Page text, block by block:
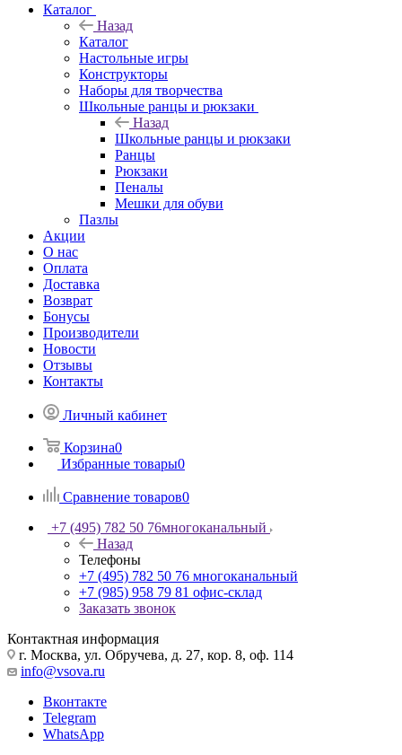
Каталог
Назад
Каталог
Настольные игры
Конструкторы
Наборы для творчества
Школьные ранцы и рюкзаки
Назад
Школьные ранцы и рюкзаки
Ранцы
Рюкзаки
Пеналы
Мешки для обуви
Пазлы
Акции
О нас
Оплата
Доставка
Возврат
Бонусы
Производители
Новости
Отзывы
Контакты
Личный кабинет
Корзина0
Избранные товары0
Сравнение товаров0
+7 (495) 782 50 76многоканальный
Назад
Телефоны
+7 (495) 782 50 76 многоканальный
+7 (985) 958 79 81 офис-склад
Заказать звонок
Контактная информация
г. Москва, ул. Обручева, д. 27, кор. 8, оф. 114
info@vsova.ru
Вконтакте
Telegram
WhatsApp